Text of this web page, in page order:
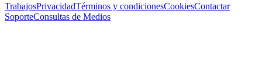
TrabajosPrivacidadTérminos y condicionesCookiesContactar
SoporteConsultas de Medios